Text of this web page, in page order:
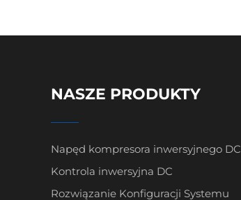
NASZE PRODUKTY
Napęd kompresora inwersyjnego DC
Kontrola inwersyjna DC
Rozwiązanie Konfiguracji Systemu